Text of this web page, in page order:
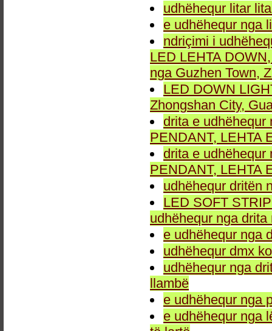
udhëhequr litar
e udhëhequr nga
ndriçimi i
LED LEHTA
nga Guzhen Town,
LED DOWN
Zhongshan City,
drita e udhëhequr
PENDANT, LEHTA
drita e udhëhequr
PENDANT, LEHTA
udhëhequr dritën
LED SOFT
udhëhequr nga
e udhëhequr nga
udhëhequr dmx
udhëhequr nga
llambë
e udhëhequr nga
e udhëhequr nga